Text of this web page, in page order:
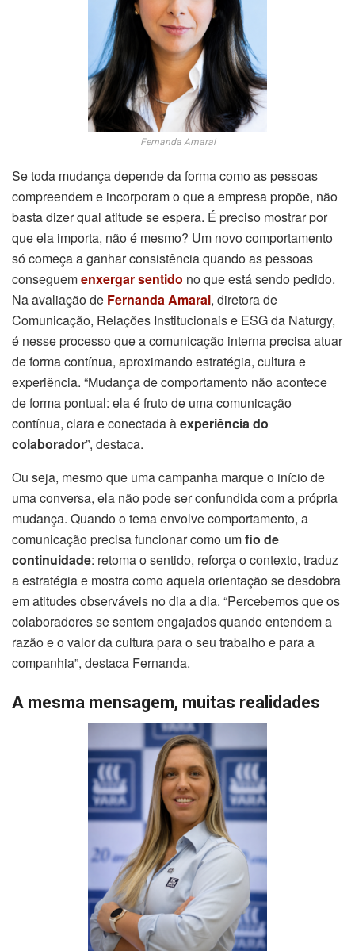
Fernanda Amaral
Se toda mudança depende da forma como as pessoas
compreendem e incorporam o que a empresa propõe, não
basta dizer qual atitude se espera. É preciso mostrar por
que ela importa, não é mesmo? Um novo comportamento
só começa a ganhar consistência quando as pessoas
conseguemenxergar sentido no que está sendo pedido.
Na avaliação de Fernanda Amaral, diretora de
Comunicação, Relações Institucionais e ESG da Naturgy,
é nesse processo que a comunicação interna precisa atuar
de forma contínua, aproximando estratégia, cultura e
experiência. “Mudança de comportamento não acontece
de forma pontual: ela é fruto de uma comunicação
contínua, clara e conectada àexperiência do
colaborador”, destaca.
Ou seja, mesmo que uma campanha marque o início de
uma conversa, ela não pode ser confundida com a própria
mudança. Quando o tema envolve comportamento, a
comunicação precisa funcionar como umfio de
continuidade: retoma o sentido, reforça o contexto, traduz
a estratégia e mostra como aquela orientação se desdobra
em atitudes observáveis no dia a dia. “Percebemos que os
colaboradores se sentem engajados quando entendem a
razão e o valor da cultura para o seu trabalho e para a
companhia”, destaca Fernanda.
A mesma mensagem, muitas realidades